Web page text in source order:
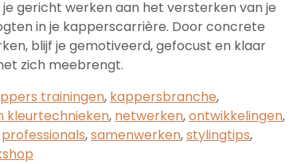
gericht werken aan het versterken van je
in je kapperscarrière. Door concrete
blijf je gemotiveerd, gefocust en klaar
zich meebrengt.
trainingen, kappersbranche,
kleurtechnieken, netwerken,ontwikkelingen,
professionals,samenwerken,stylingtips,